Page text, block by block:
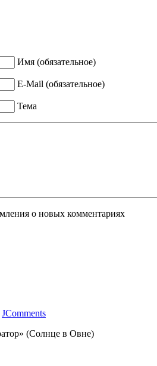
Имя (обязательное)
E-Mail (обязательное)
Тема
о новых комментариях
JComments
(Солнце в Овне)